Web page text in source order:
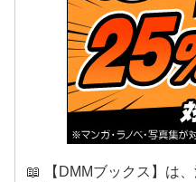
📖 【DMMブックス】は